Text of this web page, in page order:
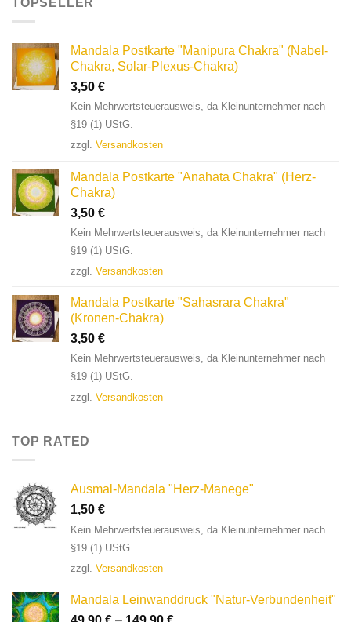
Mandala Postkarte "Manipura Chakra" (Nabel-
Chakra, Solar-Plexus-Chakra)
3,50 €
Kein Mehrwertsteuerausweis, da Kleinunternehmer nach
§19 (1) UStG.
zzgl. Versandkosten
Mandala Postkarte "Anahata Chakra" (Herz-
Chakra)
3,50 €
Kein Mehrwertsteuerausweis, da Kleinunternehmer nach
§19 (1) UStG.
zzgl. Versandkosten
Mandala Postkarte "Sahasrara Chakra"
(Kronen-Chakra)
3,50 €
Kein Mehrwertsteuerausweis, da Kleinunternehmer nach
§19 (1) UStG.
zzgl. Versandkosten
TOP RATED
Ausmal-Mandala "Herz-Manege"
1,50 €
Kein Mehrwertsteuerausweis, da Kleinunternehmer nach
§19 (1) UStG.
zzgl. Versandkosten
Mandala Leinwanddruck "Natur-Verbundenheit"